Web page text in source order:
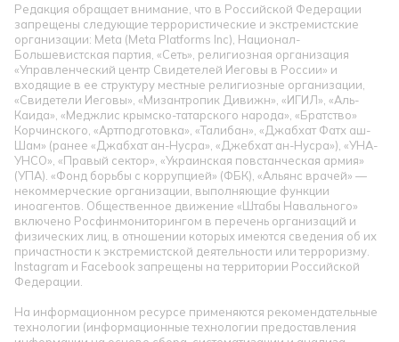
Редакция обращает внимание, что в Российской Федерации
запрещены следующие террористические и экстремистские
организации: Meta (Meta Platforms Inc), Национал-
Большевистская партия, «Сеть», религиозная организация
«Управленческий центр Свидетелей Иеговы в России» и
входящие в ее структуру местные религиозные организации,
«Свидетели Иеговы», «Мизантропик Дивижн», «ИГИЛ», «Аль-
Каида», «Меджлис крымско-татарского народа», «Братство»
Корчинского, «Артподготовка», «Талибан», «Джабхат Фатх аш-
Шам» (ранее «Джабхат ан-Нусра», «Джебхат ан-Нусра»), «УНА-
УНСО», «Правый сектор», «Украинская повстанческая армия»
(УПА). «Фонд борьбы с коррупцией» (ФБК), «Альянс врачей» —
некоммерческие организации, выполняющие функции
иноагентов. Общественное движение «Штабы Навального»
включено Росфинмониторингом в перечень организаций и
физических лиц, в отношении которых имеются сведения об их
причастности к экстремистской деятельности или терроризму.
Instagram и Facebook запрещены на территории Российской
Федерации.
На информационном ресурсе применяются рекомендательные
технологии (информационные технологии предоставления